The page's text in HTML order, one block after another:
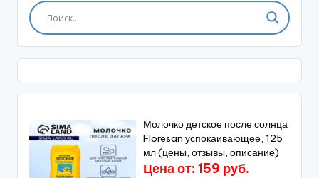
Молочко детское после солнца
Floresan успокаивающее, 125
мл (цены, отзывы, описание)
Цена от: 159 руб.